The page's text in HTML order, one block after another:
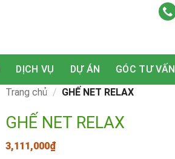
DỊCH VỤ DỰ ÁN GÓC TƯ VẤN
Trang chủ / GHẾ NET RELAX
GHẾ NET RELAX
3,111,000₫